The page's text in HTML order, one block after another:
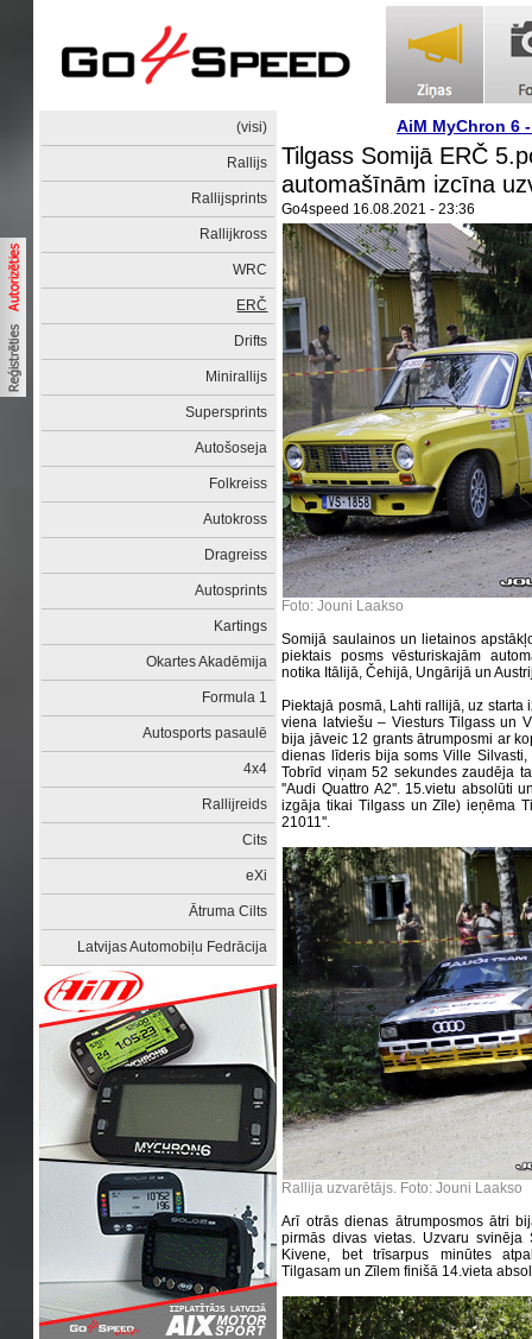
(visi)
Rallijs
Rallijsprints
Rallijkross
WRC
ERČ
Drifts
Minirallijs
Supersprints
Autošoseja
Folkreiss
Autokross
Dragreiss
Autosprints
Kartings
Okartes Akadēmija
Formula 1
Autosports pasaulē
4x4
Rallijreids
Cits
eXi
Ātruma Cilts
Latvijas Automobiļu Fedrācija
AiM MyChron 6
Tilgass Somijā ERČ
automašīnām izcīna
Go4speed 16.08.2021 - 23:36
Foto: Jouni Laakso
Somijā saulainos un lietainos
piektais posms vēsturiskajām
notika Itālijā, Čehijā, Ungārijā un
Piektajā posmā, Lahti rallijā, uz
viena latviešu – Viesturs Tilgass un
bija jāveic 12 grants ātrumposmi ar
dienas līderis bija soms Ville
Tobrīd viņam 52 sekundes zaudēja
''Audi Quattro A2''. 15.vietu absolūti
izgāja tikai Tilgass un Zīle) ieņēma
21011''.
Rallija uzvarētājs. Foto: Jouni Laakso
Arī otrās dienas ātrumposmos ātri
pirmās divas vietas. Uzvaru
Kivene, bet trīsarpus minūtes
Tilgasam un Zīlem finišā 14.vieta